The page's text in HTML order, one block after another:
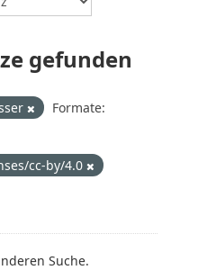
gefunden
Formate:
cc-by/4.0
Suche.